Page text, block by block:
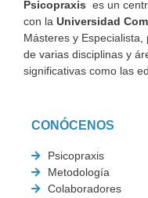
Psicopraxis es un
con la Universidad
Másteres y
de varias disciplinas y
significativas como las
CONÓCENOS
Psicopraxis
Metodología
Colaboradores